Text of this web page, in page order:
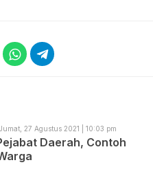
Jumat, 27 Agustus 2021 | 10:03 pm
Daerah, Contoh